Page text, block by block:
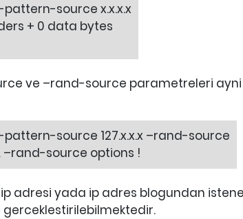
pattern-source x.x.x.x
+ 0 data bytes
ve –rand-source parametreleri
pattern-source 127.x.x.x –rand-source
source options !
adresi yada ip adres blogundan